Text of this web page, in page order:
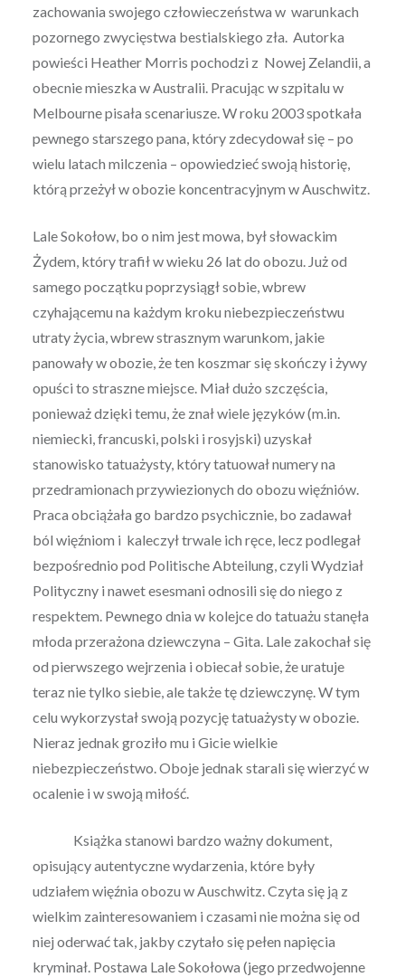
zachowania swojego człowieczeństwa w warunkach
pozornego zwycięstwa bestialskiego zła. Autorka
powieści Heather Morris pochodzi z Nowej Zelandii, a
obecnie mieszka w Australii. Pracując w szpitalu w
Melbourne pisała scenariusze. W roku 2003 spotkała
pewnego starszego pana, który zdecydował się – po
wielu latach milczenia – opowiedzieć swoją historię,
którą przeżył w obozie koncentracyjnym w Auschwitz.
Lale Sokołow, bo o nim jest mowa, był słowackim
Żydem, który trafił w wieku 26 lat do obozu. Już od
samego początku poprzysiągł sobie, wbrew
czyhającemu na każdym kroku niebezpieczeństwu
utraty życia, wbrew strasznym warunkom, jakie
panowały w obozie, że ten koszmar się skończy i żywy
opuści to straszne miejsce. Miał dużo szczęścia,
ponieważ dzięki temu, że znał wiele języków (m.in.
niemiecki, francuski, polski i rosyjski) uzyskał
stanowisko tatuażysty, który tatuował numery na
przedramionach przywiezionych do obozu więźniów.
Praca obciążała go bardzo psychicznie, bo zadawał
ból więźniom i kaleczył trwale ich ręce, lecz podlegał
bezpośrednio pod Politische Abteilung, czyli Wydział
Polityczny i nawet esesmani odnosili się do niego z
respektem. Pewnego dnia w kolejce do tatuażu stanęła
młoda przerażona dziewczyna – Gita. Lale zakochał się
od pierwszego wejrzenia i obiecał sobie, że uratuje
teraz nie tylko siebie, ale także tę dziewczynę. W tym
celu wykorzystał swoją pozycję tatuażysty w obozie.
Nieraz jednak groziło mu i Gicie wielkie
niebezpieczeństwo. Oboje jednak starali się wierzyć w
ocalenie i w swoją miłość.
Książka stanowi bardzo ważny dokument,
opisujący autentyczne wydarzenia, które były
udziałem więźnia obozu w Auschwitz. Czyta się ją z
wielkim zainteresowaniem i czasami nie można się od
niej oderwać tak, jakby czytało się pełen napięcia
kryminał. Postawa Lale Sokołowa (jego przedwojenne